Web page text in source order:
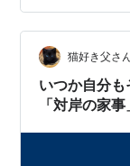
なく期待感が
だろう。 次が
日野正平さん
猫好き父さ
いつか自分
「対岸の家